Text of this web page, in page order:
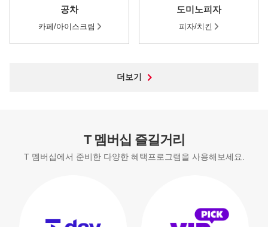
공차
카페/아이스크림
도미노피자
피자/치킨
더보기
T 멤버십 즐길거리
T 멤버십에서 준비한 다양한 혜택프로그램을 사용해보세요.